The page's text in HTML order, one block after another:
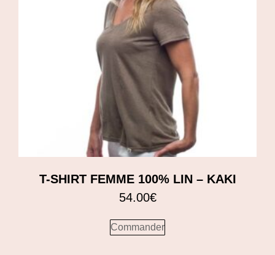
T-SHIRT FEMME 100% LIN – KAKI
54.00€
Commander